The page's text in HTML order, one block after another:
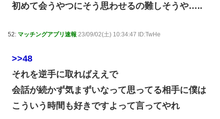
初めて会うやつにそう思わせるの難しそうや…..
52: マッチングアプリ速報 23/09/02(土) 10:34:47 ID:TwHe
>>48
それを逆手に取ればええで
会話が続かず気まずいなって思ってる相手に僕は
こういう時間も好きですよって言ってやれ